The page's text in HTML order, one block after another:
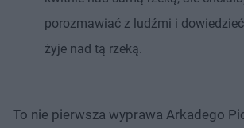
porozmawiać z ludźmi i
żyje nad tą rzeką.
To nie pierwsza wyprawa Arkadego